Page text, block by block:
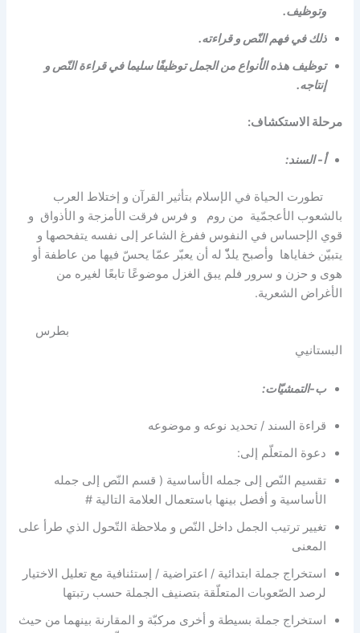
وتوظيف.
ذلك في فهم النّص و قراءته.
توظيف هذه الأنواع من الجمل توظيفًا سليما في قراءة النّص و
إنتاجه.
مرحلة الاستكشاف:
أ- السند:
تطورت الحياة في الإسلام بتأثير القرآن و إختلاط العرب
بالشعوب الأعجمّية من روم و فرس فرقت الأمزجة و الأذواق و
قوي الإحساس في النفوس ففرغ الشاعر إلى نفسه يتفحصها و
يتبيّن خفاياها وأصبح يلذّّ له أن يعبّر عمّا يحسّ فيها من عاطفة أو
هوى و حزن و سرور فلم يبق الغزل موضوعًا تابعًا لغيره من
الأغراض الشعرية.
بطرس
البستانيي
ب-التمشيّات:
قراءة السند / تحديد نوعه و موضوعه
دعوة المتعلّم إلى:
تقسيم النّص إلى جمله الأساسية ( قسم النّص إلى جمله
الأساسية و أفصل بينها باستعمال العلامة التالية #
تغيير ترتيب الجمل داخل النّص و ملاحظة التّحول الذي طرأ على
المعنى
استخراج جملة ابتدائية / اعتراضية / إستئنافية مع تعليل الاختيار
لرصد الصّعوبات المتعلّقة بتصنيف الجملة حسب رتبتها
استخراج جملة بسيطة و أخرى مركبّة و المقارنة بينهما من حيث